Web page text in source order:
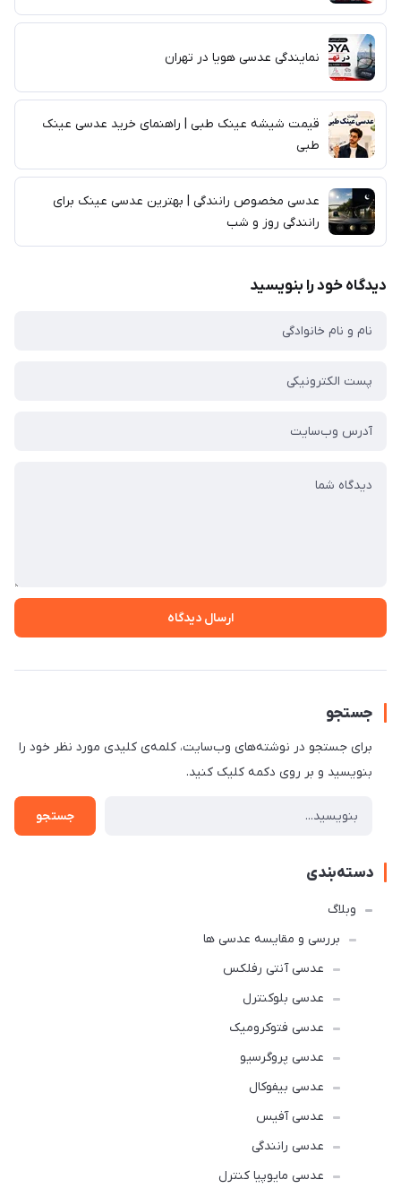
نمایندگی عدسی هویا در تهران
قیمت شیشه عینک طبی | راهنمای خرید عدسی عینک
طبی
عدسی مخصوص رانندگی | بهترین عدسی عینک برای
رانندگی روز و شب
دیدگاه خود را بنویسید
ارسال دیدگاه
جستجو
برای جستجو در نوشته‌های وب‌سایت، کلمه‌ی کلیدی مورد نظر خود را
بنویسید و بر روی دکمه کلیک کنید.
جستجو
دسته‌بندی
وبلاگ
بررسی و مقایسه عدسی ها
عدسی آنتی رفلکس
عدسی بلوکنترل
عدسی فتوکرومیک
عدسی پروگرسیو
عدسی بیفوکال
عدسی آفیس
عدسی رانندگی
عدسی مایوپیا کنترل